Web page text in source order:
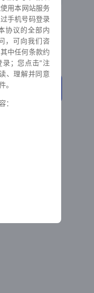
击获取验证码
私政策】